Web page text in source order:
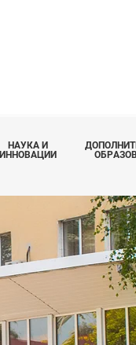
НАУКА И
ИННОВАЦИИ